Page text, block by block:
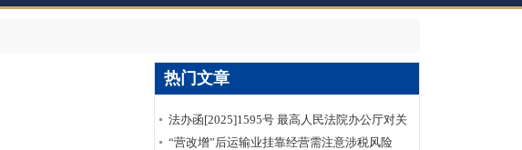
热门文章
法办函[2025]1595号 最高人民法院办公厅对关
于明确虚开增值税专用发票“虚抵进项税额”行
“营改增”后运输业挂靠经营需注意涉税风险